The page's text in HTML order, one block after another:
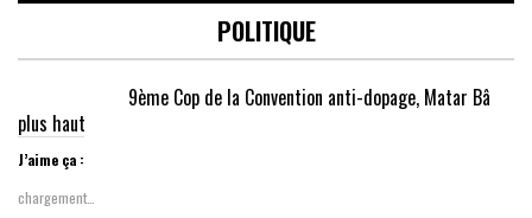
POLITIQUE
9ème Cop de la Convention anti-dopage, Matar Bâ
plus haut
J’aime ça :
chargement…